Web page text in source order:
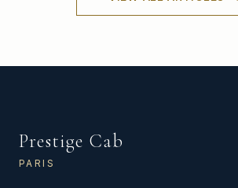
Prestige Cab
PARIS